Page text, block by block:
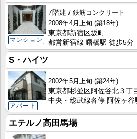
マンション
7階建
鉄筋コンクリート
2008年4月上旬 (築18年)
東京都新宿区坂町
都営新宿線 曙橋駅 徒歩5分
S・ハイツ
アパート
2002年5月上旬 (築24年)
東京都杉並区阿佐谷北３丁
中央・総武線各停 阿佐ヶ
エテルノ高田馬場